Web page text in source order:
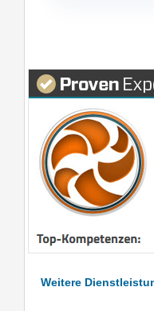
Weitere